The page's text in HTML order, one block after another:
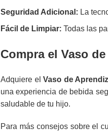
Seguridad Adicional: La
Fácil de Limpiar: Todas las
Compra el Vaso
Adquiere elVaso de
una experiencia de bebida
saludable de tu hijo.
Para más consejos sobre el